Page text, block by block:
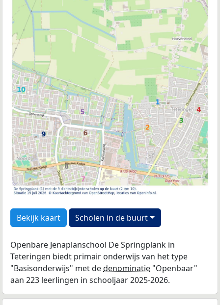
Bekijk kaart Scholen in de buurt
Openbare Jenaplanschool De Springplank in
Teteringen biedt primair onderwijs van het type
"Basisonderwijs" met dedenominatie "Openbaar"
aan 223 leerlingen in schooljaar 2025-2026.